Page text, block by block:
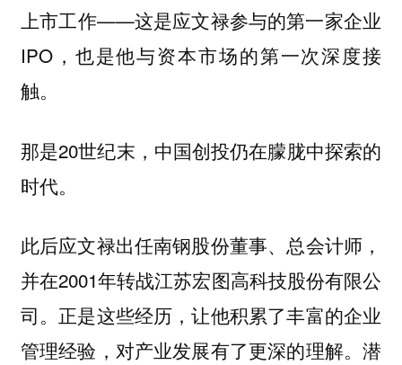
上市工作——这是应文禄参与的第一家企业
IPO，也是他与资本市场的第一次深度接
触。
那是20世纪末，中国创投仍在朦胧中探索的
时代。
此后应文禄出任南钢股份董事、总会计师，
并在2001年转战江苏宏图高科技股份有限公
司。正是这些经历，让他积累了丰富的企业
管理经验，对产业发展有了更深的理解。潜